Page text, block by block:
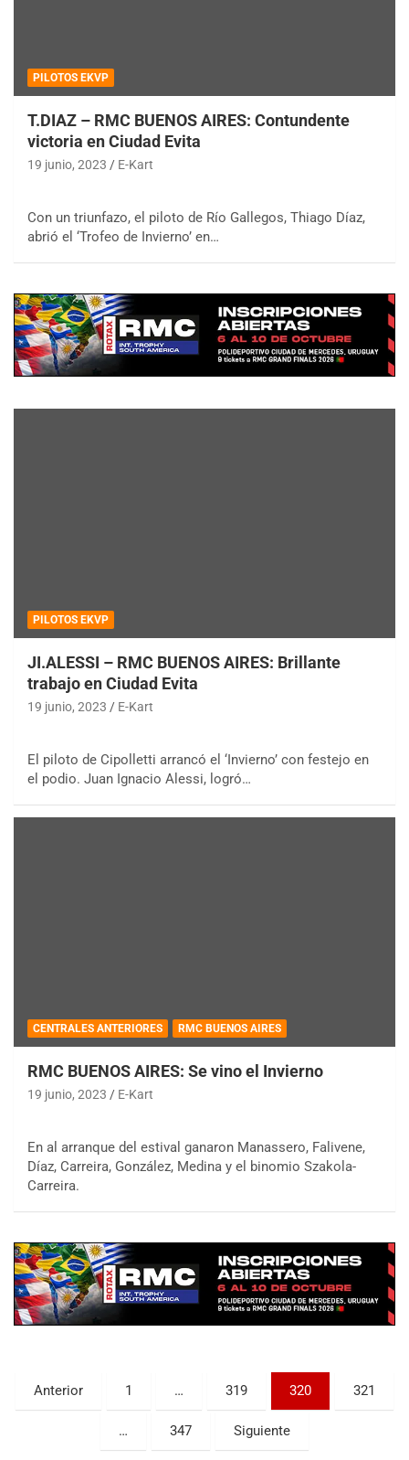
PILOTOS EKVP
T.DIAZ – RMC BUENOS AIRES: Contundente
victoria en Ciudad Evita
19 junio, 2023 E-Kart
Con un triunfazo, el piloto de Río Gallegos, Thiago Díaz,
abrió el ‘Trofeo de Invierno’ en…
PILOTOS EKVP
JI.ALESSI – RMC BUENOS AIRES: Brillante
trabajo en Ciudad Evita
19 junio, 2023 E-Kart
El piloto de Cipolletti arrancó el ‘Invierno’ con festejo en
el podio. Juan Ignacio Alessi, logró…
CENTRALES ANTERIORES RMC BUENOS AIRES
RMC BUENOS AIRES: Se vino el Invierno
19 junio, 2023 E-Kart
En al arranque del estival ganaron Manassero, Falivene,
Díaz, Carreira, González, Medina y el binomio Szakola-
Carreira.
Paginación
de
entradas
Anterior 1 … 319 320 321
… 347 Siguiente
COBERTURA ESPECIAL DE E-KART.COM.AR
IAME SERIES ARGENTINA 6
Ramiro Tot (Asfalto)
Baradero (Buenos Aires)
KDO - F6
ENTRERRIANO - F6 (POSTERGADA)
Villaguay (Entre Ríos)